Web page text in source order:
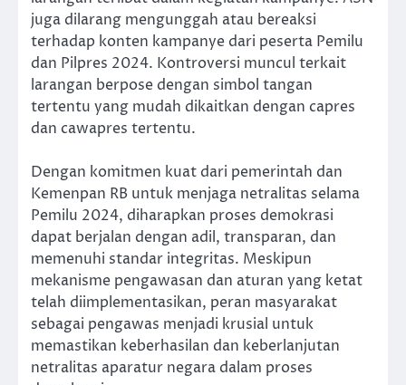
juga dilarang mengunggah atau bereaksi
terhadap konten kampanye dari peserta Pemilu
dan Pilpres 2024. Kontroversi muncul terkait
larangan berpose dengan simbol tangan
tertentu yang mudah dikaitkan dengan capres
dan cawapres tertentu.
Dengan komitmen kuat dari pemerintah dan
Kemenpan RB untuk menjaga netralitas selama
Pemilu 2024, diharapkan proses demokrasi
dapat berjalan dengan adil, transparan, dan
memenuhi standar integritas. Meskipun
mekanisme pengawasan dan aturan yang ketat
telah diimplementasikan, peran masyarakat
sebagai pengawas menjadi krusial untuk
memastikan keberhasilan dan keberlanjutan
netralitas aparatur negara dalam proses